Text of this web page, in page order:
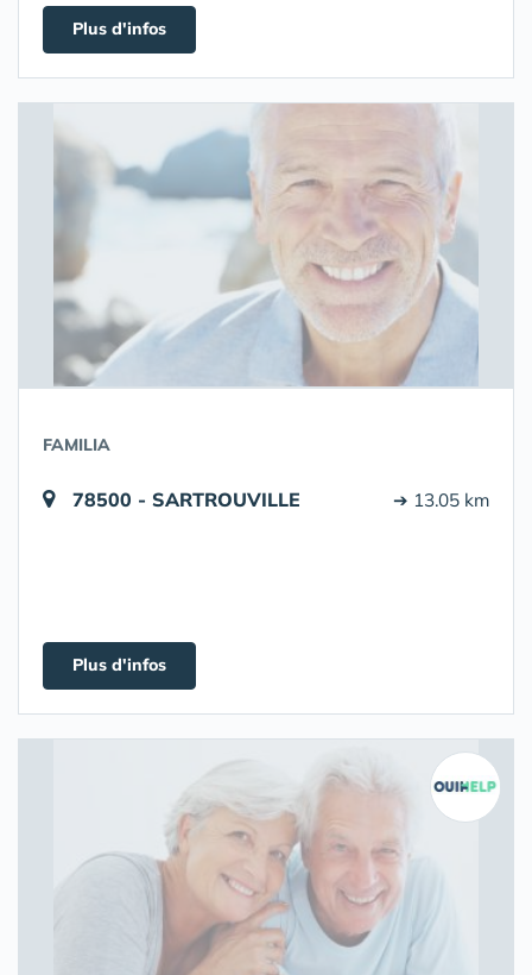
Plus d'infos
FAMILIA
78500 - SARTROUVILLE ➔ 13.05 km
Plus d'infos